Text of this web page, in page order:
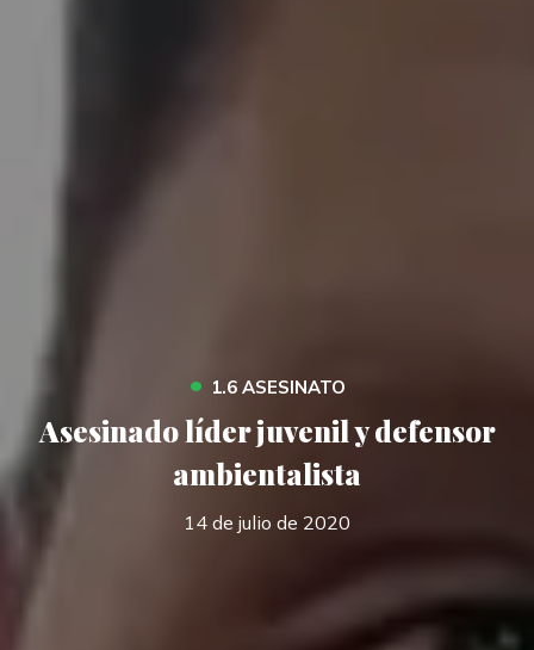
• 1.6 ASESINATO
Asesinado líder juvenil y defensor
ambientalista
14 de julio de 2020